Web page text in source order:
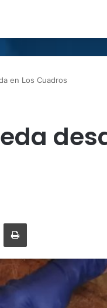
en Los Cuadros
por correo electrónicoImprimir